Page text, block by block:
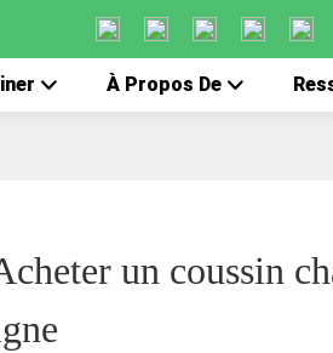
À Propos De
un coussin